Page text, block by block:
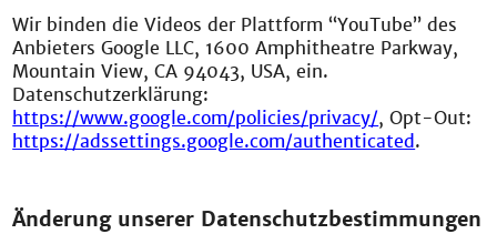
Wir binden die Videos der Plattform “YouTube” des
Anbieters Google LLC, 1600 Amphitheatre Parkway,
Mountain View, CA 94043, USA, ein.
Datenschutzerklärung:
https://www.google.com/policies/privacy/, Opt-Out:
https://adssettings.google.com/authenticated.
Änderung unserer Datenschutzbestimmungen